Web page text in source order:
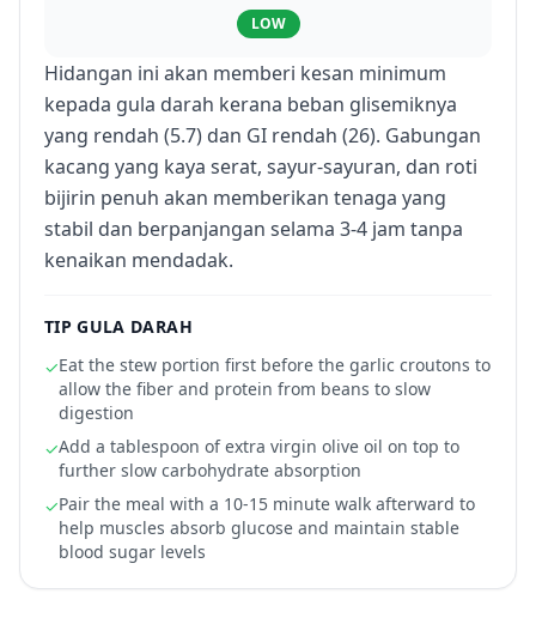
LOW
Hidangan ini akan memberi kesan minimum
kepada gula darah kerana beban glisemiknya
yang rendah (5.7) dan GI rendah (26). Gabungan
kacang yang kaya serat, sayur-sayuran, dan roti
bijirin penuh akan memberikan tenaga yang
stabil dan berpanjangan selama 3-4 jam tanpa
kenaikan mendadak.
TIP GULA DARAH
✓Eat the stew portion first before the garlic croutons to
allow the fiber and protein from beans to slow
digestion
✓Add a tablespoon of extra virgin olive oil on top to
further slow carbohydrate absorption
✓Pair the meal with a 10-15 minute walk afterward to
help muscles absorb glucose and maintain stable
blood sugar levels